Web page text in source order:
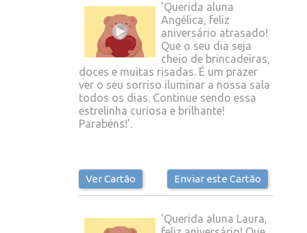
'Querida aluna
Angélica, feliz
aniversário atrasado!
Que o seu dia seja
cheio de brincadeiras,
doces e muitas risadas. É um prazer
ver o seu sorriso iluminar a nossa sala
todos os dias. Continue sendo essa
estrelinha curiosa e brilhante!
Parabéns!'.
Ver Cartão Enviar este Cartão
'Querida aluna Laura,